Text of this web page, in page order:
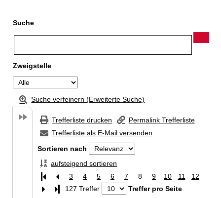
Suche
Zweigstelle
Suche verfeinern (Erweiterte Suche)
Trefferliste drucken
Permalink Trefferliste
Trefferliste als E-Mail versenden
Sortieren nach
aufsteigend sortieren
3
4 5 6 7 8 9 10 11
12
Letzte Seite
127 Treffer Treffer pro Seite